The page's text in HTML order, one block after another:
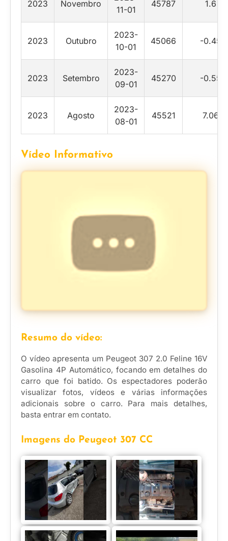
2023 Novembro
11-01
45787 1.6
2023 Outubro
2023-
10-01
45066 -0.45
2023 Setembro
2023-
09-01
45270 -0.55
2023 Agosto
2023-
08-01
45521 7.06
Vídeo Informativo
Resumo do vídeo:
O vídeo apresenta um Peugeot 307 2.0 Feline 16V
Gasolina 4P Automático, focando em detalhes do
carro que foi batido. Os espectadores poderão
visualizar fotos, vídeos e várias informações
adicionais sobre o carro. Para mais detalhes,
basta entrar em contato.
Imagens do Peugeot 307 CC